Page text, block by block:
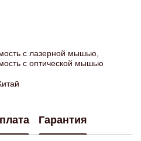
с лазерной мышью,
с оптической мышью
Гарантия